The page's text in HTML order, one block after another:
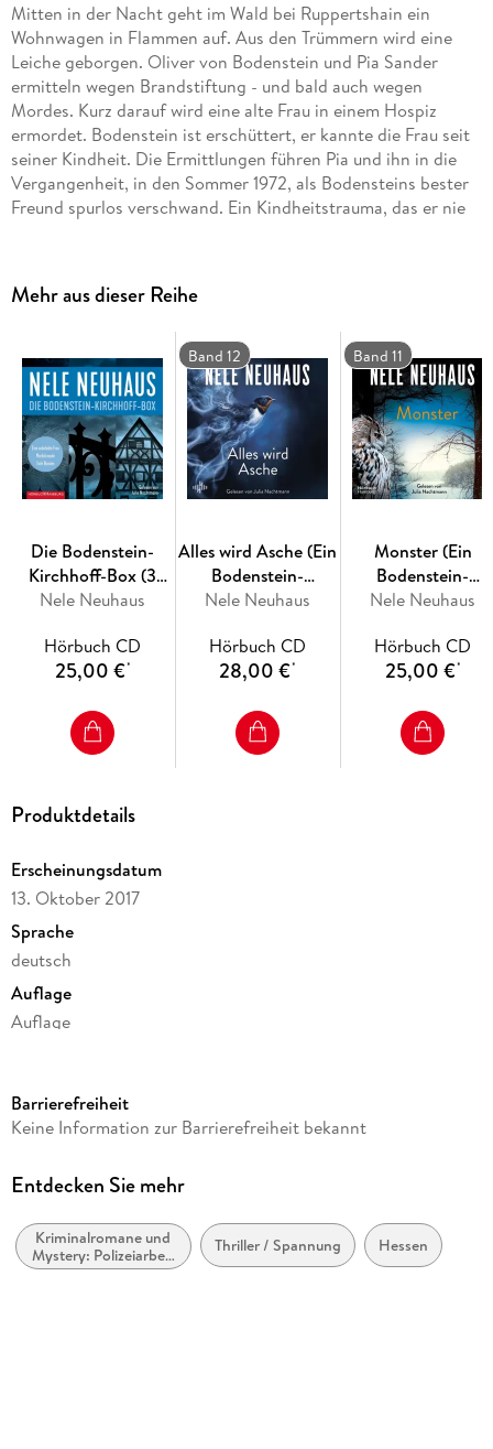
Mitten in der Nacht geht im Wald bei Ruppertshain ein
Wohnwagen in Flammen auf. Aus den Trümmern wird eine
Leiche geborgen. Oliver von Bodenstein und Pia Sander
ermitteln wegen Brandstiftung - und bald auch wegen
Mordes. Kurz darauf wird eine alte Frau in einem Hospiz
ermordet. Bodenstein ist erschüttert, er kannte die Frau seit
seiner Kindheit. Die Ermittlungen führen Pia und ihn in die
Vergangenheit, in den Sommer 1972, als Bodensteins bester
Freund spurlos verschwand. Ein Kindheitstrauma, das er nie
nicht bei zwei Toten. . .
CD Standard Audio Format. Lesung. Gekürzte Ausgabe
Mehr aus dieser Reihe
Die Bodenstein-
Kirchhoff-Box (3
Hörbücher)
Nele Neuhaus
Hörbuch CD
25,00 €*
Band 12
Alles wird Asche (Ein
Bodenstein-
Kirchhoff-Krimi 12)
Kirchhoff-Krimi 12)
Nele Neuhaus
Hörbuch CD
28,00 €*
Band 11
Monster (Ein
Bodenstein-
Kirchhoff-Krimi 11)
Nele Neuhaus
Hörbuch CD
25,00 €*
Produktdetails
Erscheinungsdatum
13. Oktober 2017
Sprache
deutsch
Auflage
Auflage
Laufzeit
Reihe
Autor/Autorin
Nele Neuhaus
Barrierefreiheit
Keine Information zur Barrierefreiheit bekannt
Entdecken Sie mehr
Kriminalromane und
Mystery: Polizeiarbeit
& Forensik
Thriller / Spannung Hessen